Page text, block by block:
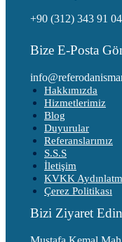
+90 (312) 343 91 04
Bize E-Posta
Hakkımızda
Hizmetlerimiz
Blog
Duyurular
Referanslarımız
S.S.S
İletişim
KVKK
Çerez Politikası
Bizi Ziyaret